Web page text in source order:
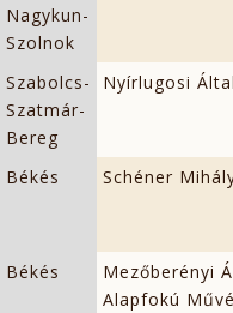
Nagykun-
Szolnok
Szabolcs-
Szatmár-
Bereg
Nyírlugosi
Békés Schéner
Békés
Mezőberényi
Alapfokú